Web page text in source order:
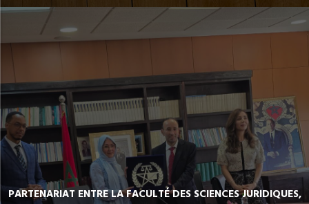
PARTENARIAT ENTRE LA FACULTÉ DES SCIENCES JURIDIQUES,